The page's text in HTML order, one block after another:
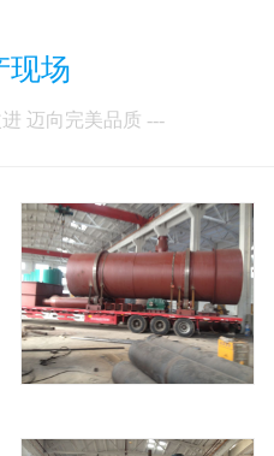
现场
迈向完美品质 ---